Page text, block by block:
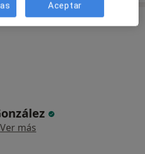
Ver más
Aceptar